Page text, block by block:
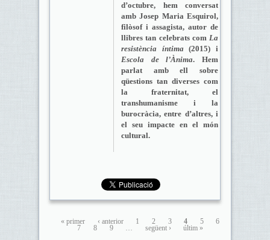
d’octubre, hem conversat
amb Josep Maria Esquirol,
filòsof i assagista, autor de
llibres tan celebrats comLa
resistència íntima (2015) i
Escola de l’Ànima. Hem
parlat amb ell sobre
qüestions tan diverses com
la fraternitat, el
transhumanisme i la
burocràcia, entre d’altres, i
el seu impacte en el món
cultural.
« primer ‹ anterior 1 2 3 4 5
6
7
8 9 … següent › últim »